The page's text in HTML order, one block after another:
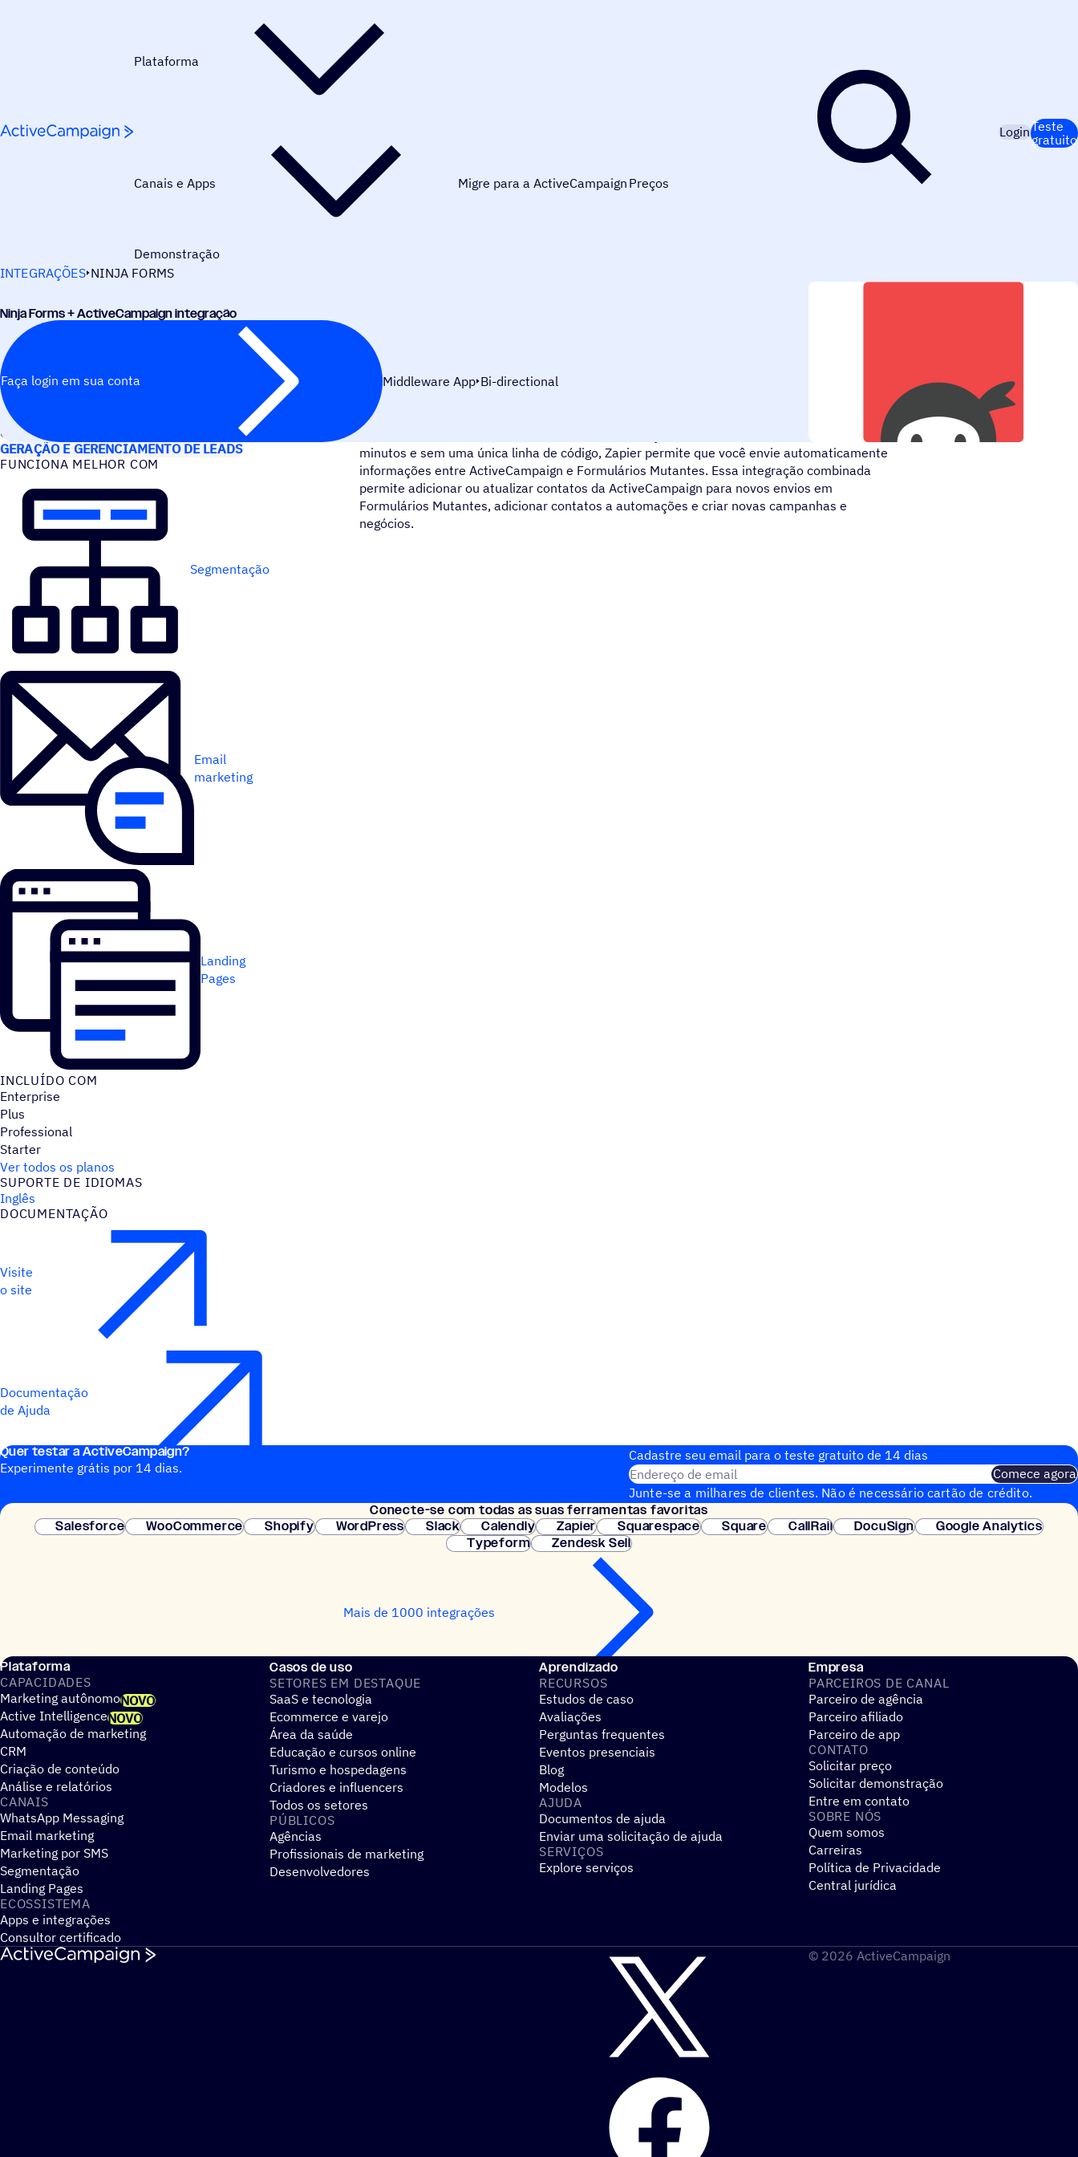
Plataforma
Canais e Apps Migre para a ActiveCampaign Preços
Demonstração
LoginTeste
gratuito
INTEGRAÇÕES NINJA FORMS
Ninja Forms + ActiveCampaign integração
Faça login em sua conta Middleware App Bi-directional
CASOS DE USO
GERAÇÃO E GERENCIAMENTO DE LEADS
FUNCIONA MELHOR COM
Segmentação
Email
marketing
Landing
Pages
INCLUÍDO COM
Enterprise
Plus
Professional
Starter
Ver todos os planos
SUPORTE DE IDIOMAS
Inglês
DOCUMENTAÇÃO
Visite
o site
Documentação
de Ajuda
minutos e sem uma única linha de código, Zapier permite que você envie automaticamente
informações entre ActiveCampaign e Formulários Mutantes. Essa integração combinada
permite adicionar ou atualizar contatos da ActiveCampaign para novos envios em
Formulários Mutantes, adicionar contatos a automações e criar novas campanhas e
negócios.
Quer testar a ActiveCampaign?
Experimente grátis por 14 dias.
Cadastre seu email para o teste gratuito de 14 dias
Endereço de email
Comece agora
Junte-se a milhares de clientes. Não é necessário cartão de crédito.
Configuração instantânea.
Conecte-se com todas as suas ferramentas favoritas
Salesforce
WooCommerce Shopify WordPress Slack Calendly Zapier Squarespace Square CallRail DocuSign
Google Analytics
Typeform
Zendesk Sell
Mais de 1000 integrações
Plataforma
CAPACIDADES
Marketing autônomoNOVO
Active IntelligenceNOVO
Automação de marketing
CRM
Criação de conteúdo
Análise e relatórios
CANAIS
WhatsApp Messaging
Email marketing
Marketing por SMS
Segmentação
Landing Pages
ECOSSISTEMA
Apps e integrações
Consultor certificado
Casos de uso
SETORES EM DESTAQUE
SaaS e tecnologia
Ecommerce e varejo
Área da saúde
Educação e cursos online
Turismo e hospedagens
Criadores e influencers
Todos os setores
PÚBLICOS
Agências
Profissionais de marketing
Desenvolvedores
Aprendizado
RECURSOS
Estudos de caso
Avaliações
Perguntas frequentes
Eventos presenciais
Blog
Modelos
AJUDA
Documentos de ajuda
Enviar uma solicitação de ajuda
SERVIÇOS
Explore serviços
Empresa
PARCEIROS DE CANAL
Parceiro de agência
Parceiro afiliado
Parceiro de app
CONTATO
Solicitar preço
Solicitar demonstração
Entre em contato
SOBRE NÓS
Quem somos
Carreiras
Política de Privacidade
Central jurídica
© 2026 ActiveCampaign